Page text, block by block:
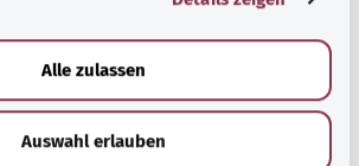
Alle zulassen
Auswahl erlauben
gesund.bund.de
Сервис министерства
Bundesministerium für
министерство